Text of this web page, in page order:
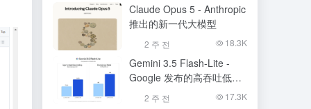
Claude Opus 5 - Anthropic
推出的新一代大模型
2 주 전 18.3K
Gemini 3.5 Flash-Lite -
Google 发布的高吞吐低成
本模型
2 주 전 17.3K